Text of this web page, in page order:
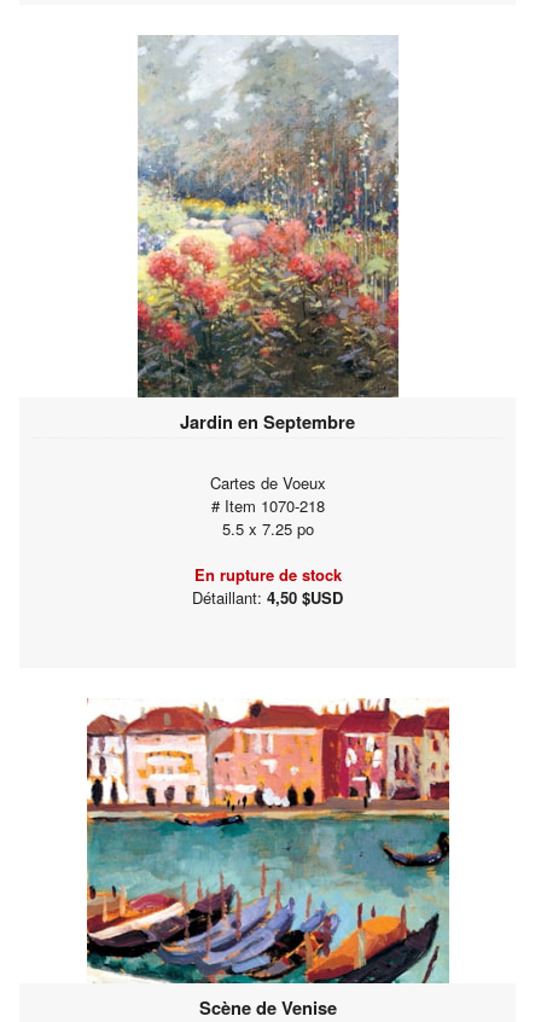
Jardin en Septembre
Cartes de Voeux
# Item 1070-218
5.5 x 7.25 po
En rupture de stock
Détaillant: 4,50 $USD
Scène de Venise